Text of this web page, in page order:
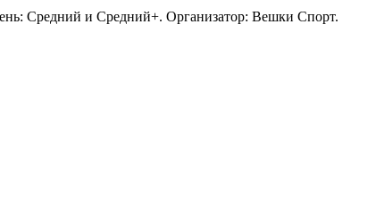
Средний и Средний+. Организатор: Вешки Спорт.